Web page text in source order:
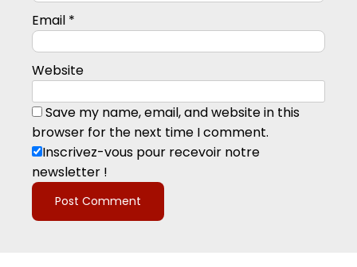
Email *
Website
Save my name, email, and website in this
browser for the next time I comment.
Inscrivez-vous pour recevoir notre
newsletter !